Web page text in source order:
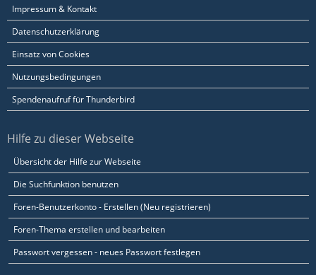
Impressum & Kontakt
Datenschutzerklärung
Einsatz von Cookies
Nutzungsbedingungen
Spendenaufruf für Thunderbird
Hilfe zu dieser Webseite
Übersicht der Hilfe zur Webseite
Die Suchfunktion benutzen
Foren-Benutzerkonto - Erstellen (Neu registrieren)
Foren-Thema erstellen und bearbeiten
Passwort vergessen - neues Passwort festlegen